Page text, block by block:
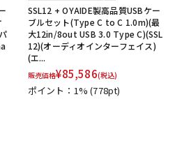
SSL12 + OYAIDE製高品質USBケー
ブルセット(Type C to C 1.0m)(最
大12in/8out USB 3.0 Type C)(SSL
12)(オーディオインターフェイス)
(エ...
販売価格¥85,586(税込)
ポイント：1%(778pt)